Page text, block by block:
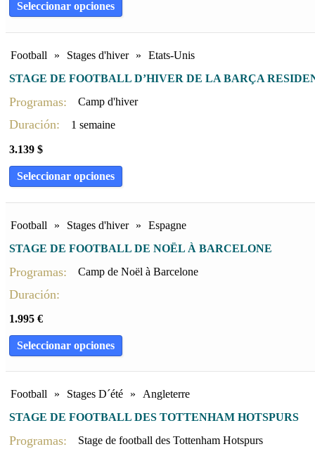
Seleccionar opciones
Football » Stages d'hiver »
Etats-Unis
STAGE DE FOOTBALL D’HIVER DE LA BARÇA
Programas: Camp d'hiver
Duración: 1 semaine
3.139 $
Seleccionar opciones
Football » Stages d'hiver »
Espagne
STAGE DE FOOTBALL DE NOËL À BARCELONE
Programas: Camp de Noël à Barcelone
Duración:
1.995 €
Seleccionar opciones
Football » Stages D´été »
Angleterre
STAGE DE FOOTBALL DES TOTTENHAM HOTSPURS
Programas: Stage de football des Tottenham Hotspurs